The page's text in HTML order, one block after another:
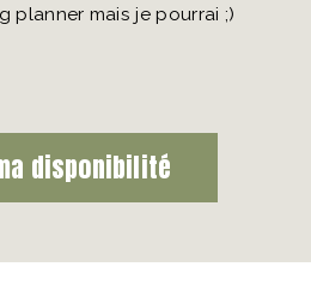
planner mais je pourrai ;)
disponibilité